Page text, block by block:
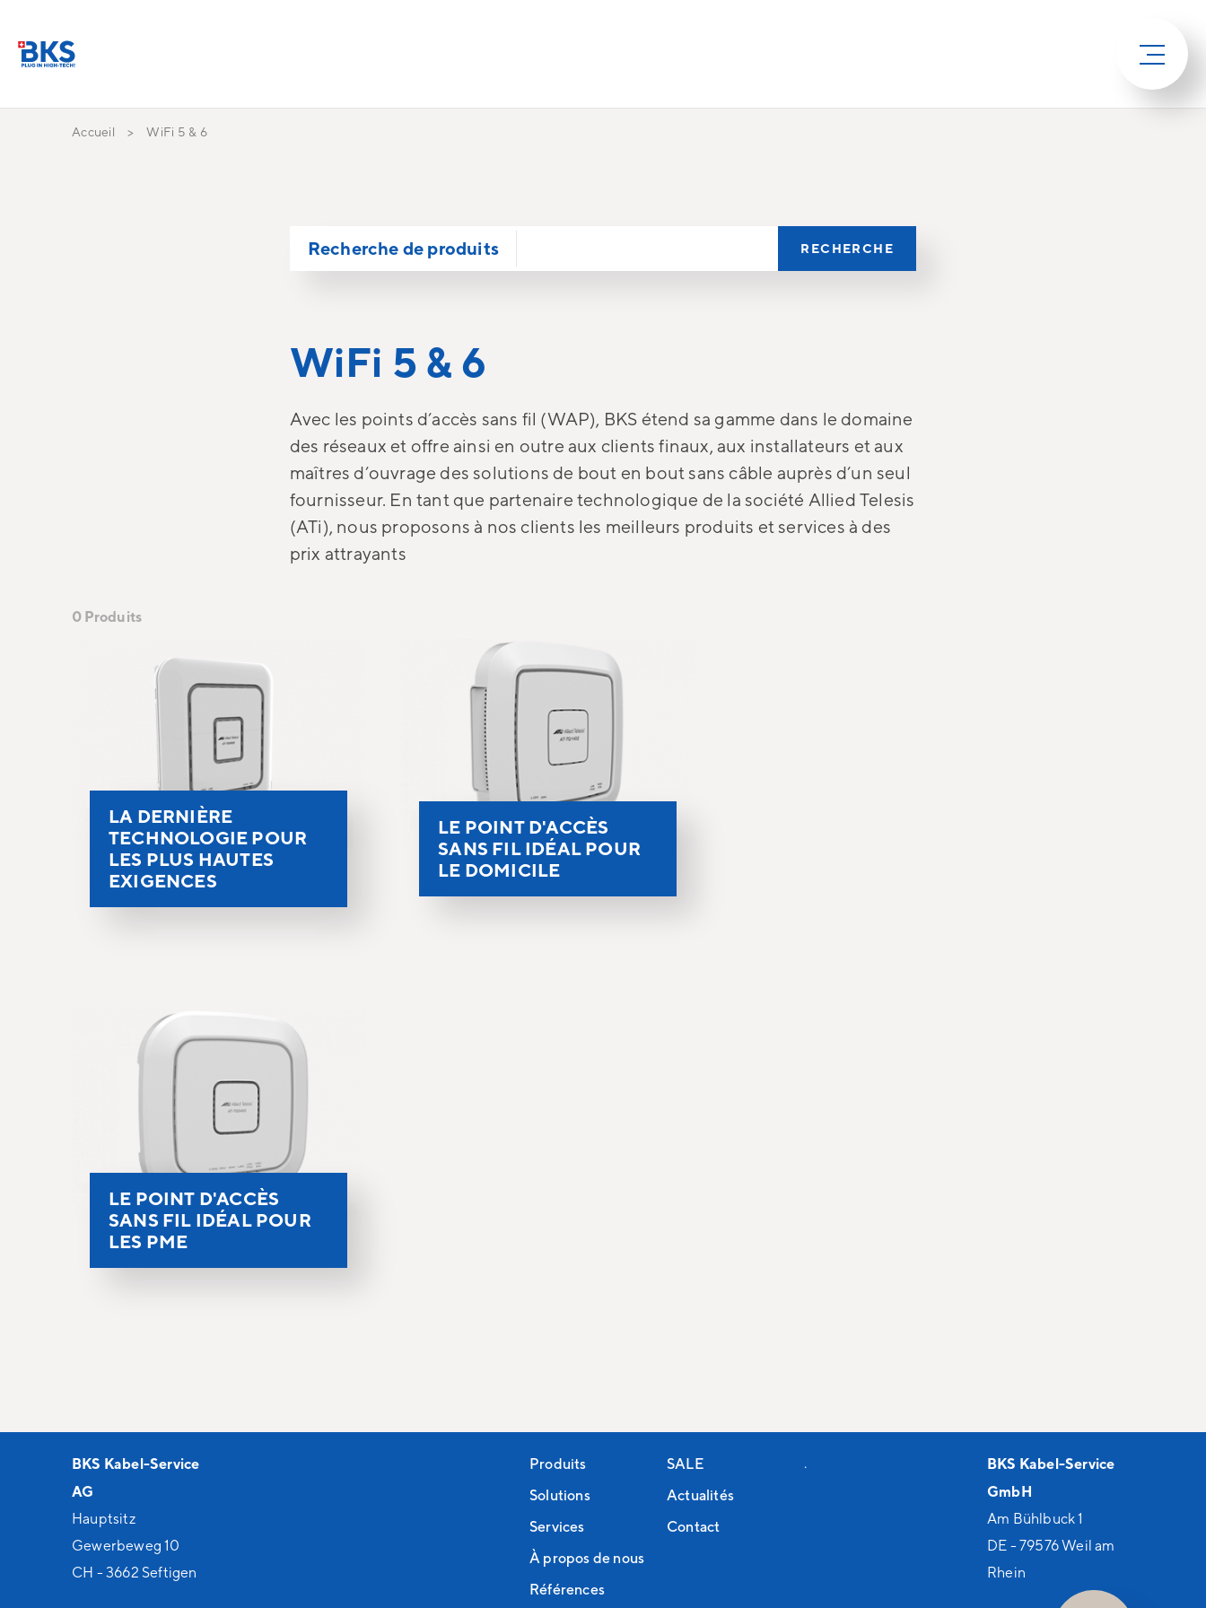
Accueil WiFi 5 & 6
Recherche de produits RECHERCHE
WiFi 5 & 6
Avec les points d’accès sans fil (WAP), BKS étend sa gamme dans le domaine
des réseaux et offre ainsi en outre aux clients finaux, aux installateurs et aux
maîtres d’ouvrage des solutions de bout en bout sans câble auprès d’un seul
fournisseur. En tant que partenaire technologique de la société Allied Telesis
(ATi), nous proposons à nos clients les meilleurs produits et services à des
prix attrayants
0 Produits
LA DERNIÈRE
TECHNOLOGIE POUR
LES PLUS HAUTES
EXIGENCES
LE POINT D'ACCÈS
SANS FIL IDÉAL POUR
LE DOMICILE
LE POINT D'ACCÈS
SANS FIL IDÉAL POUR
LES PME
BKS Kabel-Service
AG
Hauptsitz
Gewerbeweg 10
CH - 3662 Seftigen
Produits
Solutions
Services
À propos de nous
Références
SALE
Actualités
Contact
.
BKS Kabel-Service
GmbH
Am Bühlbuck 1
DE - 79576 Weil am
Rhein